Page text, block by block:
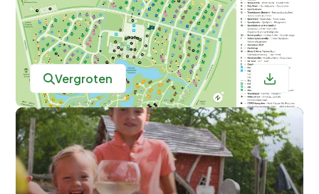
Na een dag vol avontuur kun je heerlijk dineren inde
brasserie. Geniet van een gevarieerd menu in een
sfeervolle setting. Voor een snelle hap of een gezellige
borrel kun je terecht in de bar of het café. En voor de
zelfkoks onder ons is er een winkel op het park waar je
alle benodigdheden vindt voor een heerlijke maaltijd in
je eigen accommodatie.
Het restaurant biedt ook thema-avonden en
buffetten, met speciale aandacht voor vegetarische
en allergievriendelijke opties. Proef lokale
Vergroten